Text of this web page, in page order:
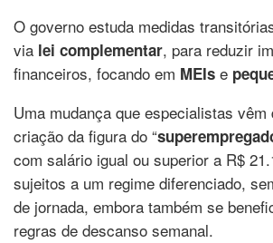
O governo estuda medidas
via lei complementar, para reduzir
financeiros, focando em MEIs e
Uma mudança que especialistas vêm
criação da figura do “
com salário igual ou superior a R$
sujeitos a um regime diferenciado,
de jornada, embora também se
regras de descanso semanal.